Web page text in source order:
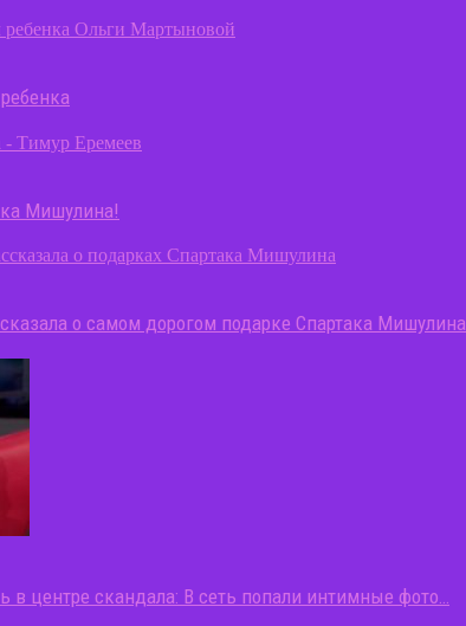
Мишулина!
о самом дорогом подарке Спартака Мишулина
в центре скандала: В сеть попали интимные фото…